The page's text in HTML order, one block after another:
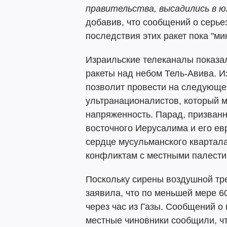
правительства, высадились в
добавив, что сообщений о
последствия этих ракет пока
Израильские телеканалы
ракеты над небом Тель-Авива.
позволит провести на
ультранационалистов, который
напряженность. Парад,
восточного Иерусалима и его
сердце мусульманского
конфликтам с местными
Поскольку сирены воздушной
заявила, что по меньшей мере
через час из Газы. Сообщений
местные чиновники сообщили,